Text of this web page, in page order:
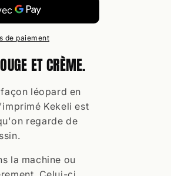
de paiement
ET CRÈME.
léopard en
Kekeli est
regarde de
la machine ou